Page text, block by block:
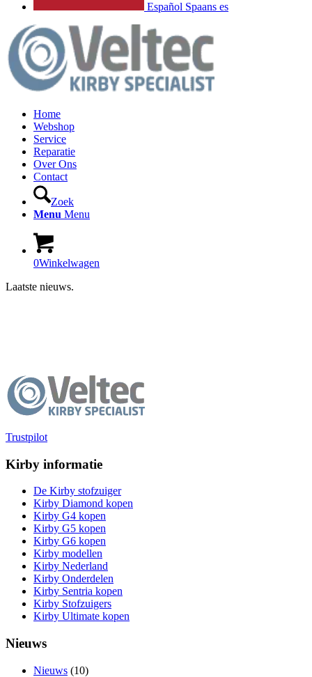
Español Spaans es
Home
Webshop
Service
Reparatie
Over Ons
Contact
Zoek
Menu Menu
0Winkelwagen
Laatste nieuws.
Trustpilot
Kirby informatie
De Kirby stofzuiger
Kirby Diamond kopen
Kirby G4 kopen
Kirby G5 kopen
Kirby G6 kopen
Kirby modellen
Kirby Nederland
Kirby Onderdelen
Kirby Sentria kopen
Kirby Stofzuigers
Kirby Ultimate kopen
Nieuws
Nieuws (10)